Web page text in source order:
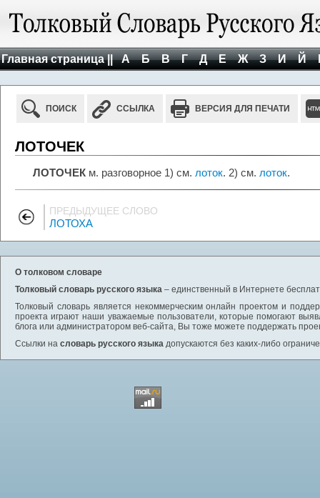
Главная страница || А Б В Г Д Е Ж З И Й
ПОИСК ССЫЛКА ВЕРСИЯ ДЛЯ ПЕЧАТИ
ЛОТОЧЕК
ЛОТОЧЕК м. разговорное 1) см. лоток. 2) см. лоток.
ПРЕДЫДУЩЕЕ СЛОВО
ЛОТОХА
О толковом словаре
Толковый словарь русского языка – единственный в Интернете
Толковый словарь является некоммерческим онлайн проектом и
проекта играют наши уважаемые пользователи, которые помогают
блога или администратором веб-сайта, Вы тоже можете поддержать
Ссылки на словарь русского языка допускаются без каких-либо